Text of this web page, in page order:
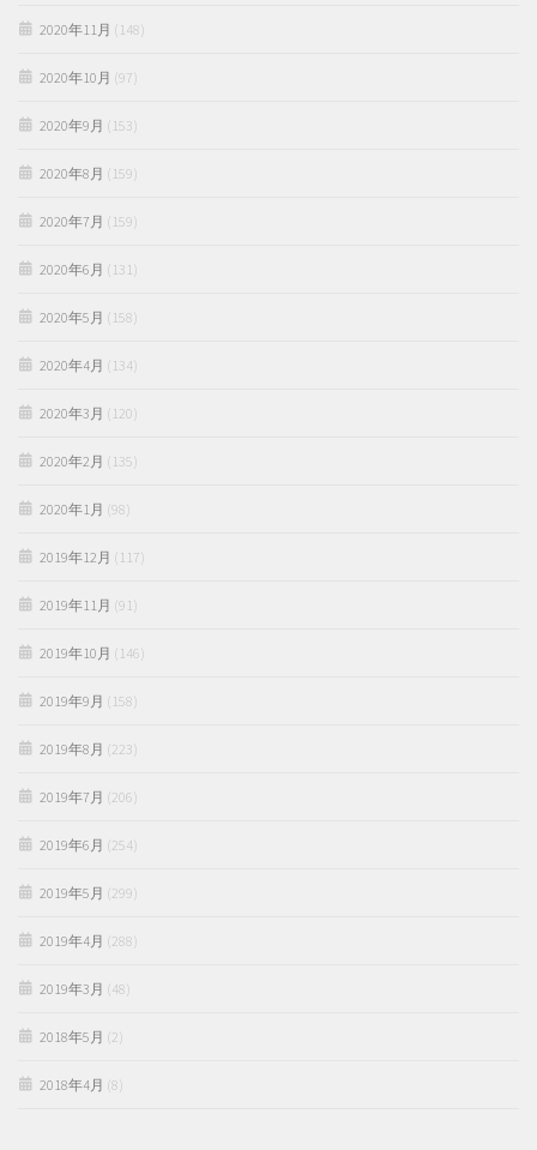
2020年11月 (148)
2020年10月 (97)
2020年9月 (153)
2020年8月 (159)
2020年7月 (159)
2020年6月 (131)
2020年5月 (158)
2020年4月 (134)
2020年3月 (120)
2020年2月 (135)
2020年1月 (98)
2019年12月 (117)
2019年11月 (91)
2019年10月 (146)
2019年9月 (158)
2019年8月 (223)
2019年7月 (206)
2019年6月 (254)
2019年5月 (299)
2019年4月 (288)
2019年3月 (48)
2018年5月 (2)
2018年4月 (8)